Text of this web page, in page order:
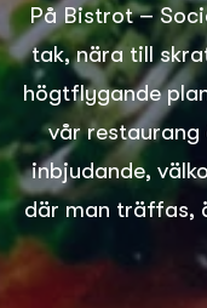
På Bistrot –
tak, nära till
högtflygande
vår restaurang
inbjudande,
där man träffas,